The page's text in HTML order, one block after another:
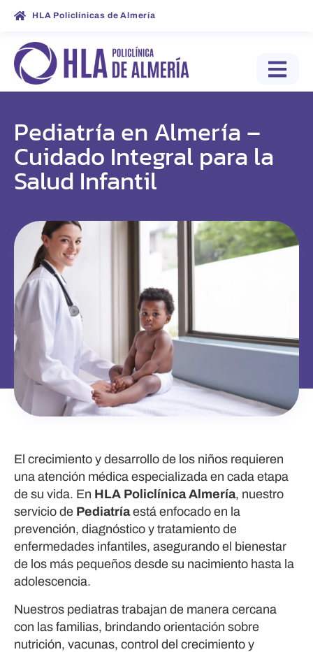
HLA Policlínicas de Almería
Pediatría en Almería –
Cuidado Integral para la
Salud Infantil
El crecimiento y desarrollo de los niños requieren
una atención médica especializada en cada etapa
de su vida. En HLA Policlínica Almería, nuestro
servicio de Pediatríaestá enfocado en la
prevención, diagnóstico y tratamiento de
enfermedades infantiles, asegurando el bienestar
de los más pequeños desde su nacimiento hasta la
adolescencia.
Nuestros pediatras trabajan de manera cercana
con las familias, brindando orientación sobre
nutrición, vacunas, control del crecimiento y